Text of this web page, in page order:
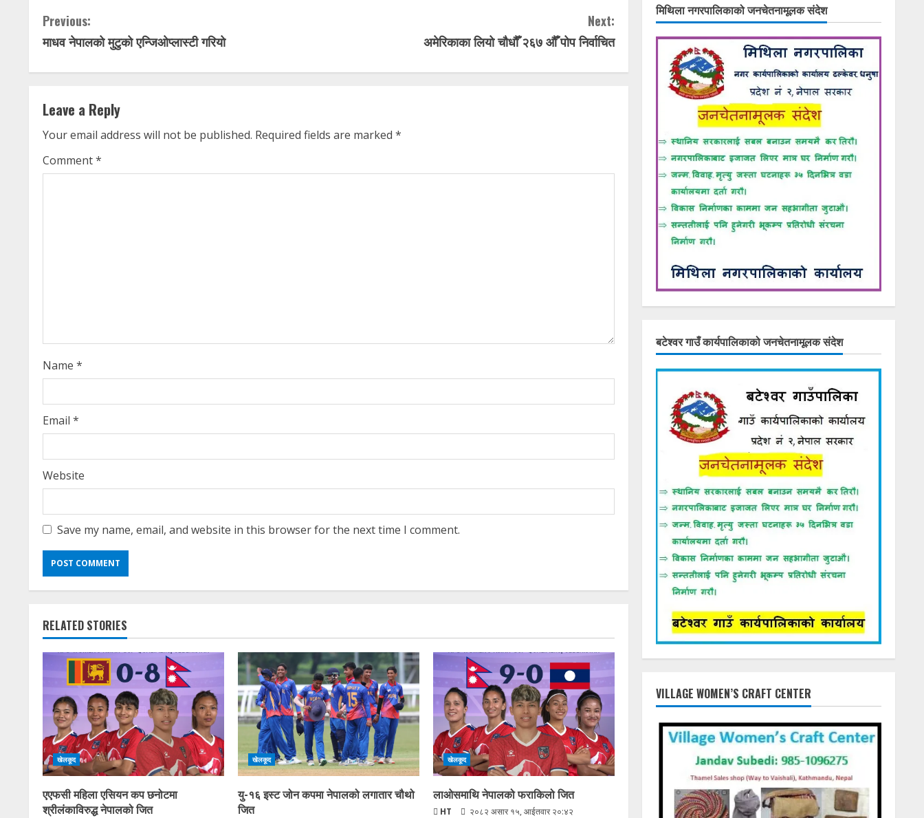
C
o
n
t
i
n
d
i
n
g
Previous:
माधव नेपालको मुटुको एन्जिओप्लास्टी गरियो
Next:
अमेरिकाका लियो चौधौँ २६७ औँ पोप निर्वाचित
Leave a Reply
Your email address will not be published. Required fields are marked *
Comment*
Name *
Email *
Website
Save my name, email, and website in this browser for the next time I comment.
RELATED STORIES
खेलकूद
एएफसी महिला एसियन कप छनोटमा
श्रीलंकाविरुद्ध नेपालको जित
खेलकूद
यु-१६ इस्ट जोन कपमा नेपालको लगातार चौथो
जित
खेलकूद
लाओसमाथि नेपालको फराकिलो जित
HT २०८२ असार १५, आईतवार २०:४२
मिथिला नगरपालिकाको जनचेतनामूलक संदेश
बटेश्वर गाउँ कार्यपालिकाको जनचेतनामूलक संदेश
VILLAGE WOMEN’S CRAFT CENTER